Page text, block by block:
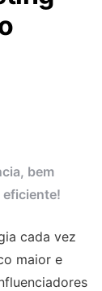
bem
eficiente!
cada vez
maior e